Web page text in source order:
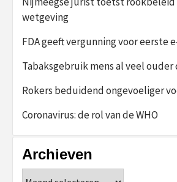
wetgeving
FDA geeft vergunning voor eerste
Tabaksgebruik mens al veel ouder
Rokers beduidend ongevoeliger
Coronavirus: de rol van de WHO
Archieven